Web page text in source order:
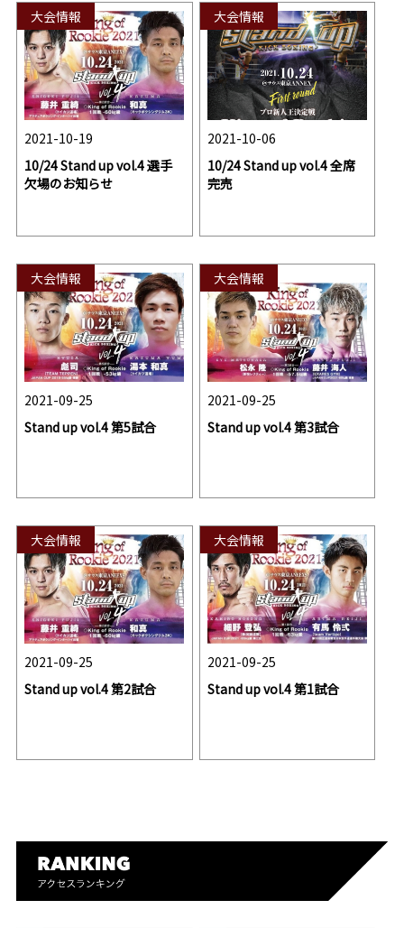
大会情報
2021-10-19
10/24 Stand up vol.4 選手
欠場のお知らせ
大会情報
2021-10-06
10/24 Stand up vol.4 全席
完売
大会情報
2021-09-25
Stand up vol.4 第5試合
大会情報
2021-09-25
Stand up vol.4 第3試合
大会情報
2021-09-25
Stand up vol.4 第2試合
大会情報
2021-09-25
Stand up vol.4 第1試合